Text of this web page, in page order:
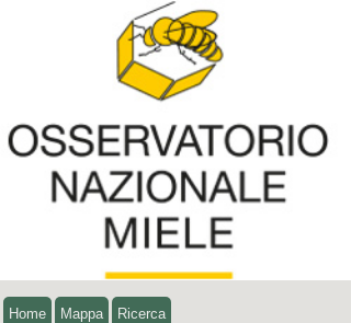
Home Mappa Ricerca